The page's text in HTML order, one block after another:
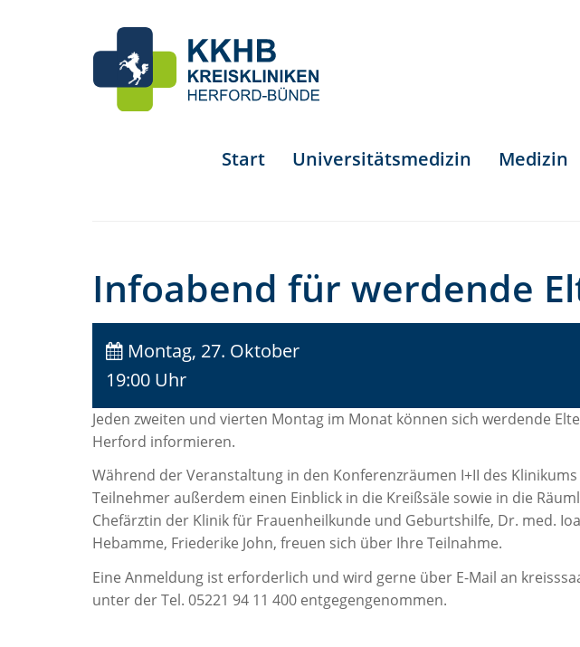
Start Universitätsmedizin Medizin
Infoabend für werdende
Montag, 27. Oktober
19:00 Uhr
Jeden zweiten und vierten Montag im Monat können sich werdende
Herford informieren.
Während der Veranstaltung in den Konferenzräumen I+II des
Teilnehmer außerdem einen Einblick in die Kreißsäle sowie in die
Chefärztin der Klinik für Frauenheilkunde und Geburtshilfe, Dr. med.
Hebamme, Friederike John, freuen sich über Ihre Teilnahme.
Eine Anmeldung ist erforderlich und wird gerne über E-Mail an
unter der Tel. 05221 94 11 400 entgegengenommen.